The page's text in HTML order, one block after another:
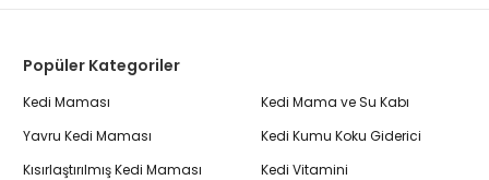
Popüler Kategoriler
Kedi Maması
Yavru Kedi Maması
Kısırlaştırılmış Kedi Maması
Kedi Mama ve Su Kabı
Kedi Kumu Koku Giderici
Kedi Vitamini